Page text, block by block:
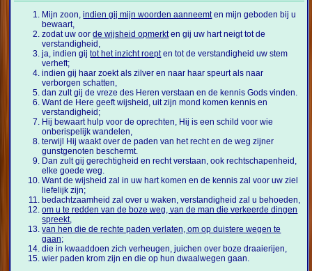
Mijn zoon,indien gij mijn woorden aanneemten mijn geboden bij u
bewaart,
zodat uw oorde wijsheid opmerkten gij uw hart neigt tot de
verstandigheid,
ja, indien gijtot het inzicht roepten tot de verstandigheid uw stem
verheft;
indien gij haar zoekt als zilver en naar haar speurt als naar
verborgen schatten,
dan zult gij de vreze des Heren verstaan en de kennis Gods vinden.
Want de Here geeft wijsheid, uit zijn mond komen kennis en
verstandigheid;
Hij bewaart hulp voor de oprechten, Hij is een schild voor wie
onberispelijk wandelen,
terwijl Hij waakt over de paden van het recht en de weg zijner
gunstgenoten beschermt.
Dan zult gij gerechtigheid en recht verstaan, ook rechtschapenheid,
elke goede weg.
Want de wijsheid zal in uw hart komen en de kennis zal voor uw ziel
liefelijk zijn;
bedachtzaamheid zal over u waken, verstandigheid zal u behoeden,
om u te redden van de boze weg, van de man die verkeerde dingen
spreekt,
van hen die de rechte paden verlaten, om op duistere wegen te
gaan;
die in kwaaddoen zich verheugen, juichen over boze draaierijen,
wier paden krom zijn en die op hun dwaalwegen gaan.